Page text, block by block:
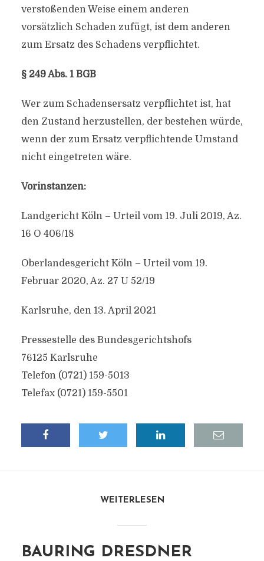
verstoßenden Weise einem anderen
vorsätzlich Schaden zufügt, ist dem anderen
zum Ersatz des Schadens verpflichtet.
§ 249 Abs. 1 BGB
Wer zum Schadensersatz verpflichtet ist, hat
den Zustand herzustellen, der bestehen würde,
wenn der zum Ersatz verpflichtende Umstand
nicht eingetreten wäre.
Vorinstanzen:
Landgericht Köln – Urteil vom 19. Juli 2019, Az.
16 O 406/18
Oberlandesgericht Köln – Urteil vom 19.
Februar 2020, Az. 27 U 52/19
Karlsruhe, den 13. April 2021
Pressestelle des Bundesgerichtshofs
76125 Karlsruhe
Telefon (0721) 159-5013
Telefax (0721) 159-5501
WEITERLESEN
BAURING DRESDNER